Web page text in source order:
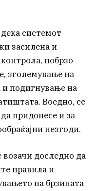
системот
засилена и
побрзо
зголемување на
и подигнување на
Воедно, се
придонесе и за
незгоди.
доследно да
правила и
на брзината